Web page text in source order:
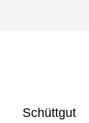
Schüttgut